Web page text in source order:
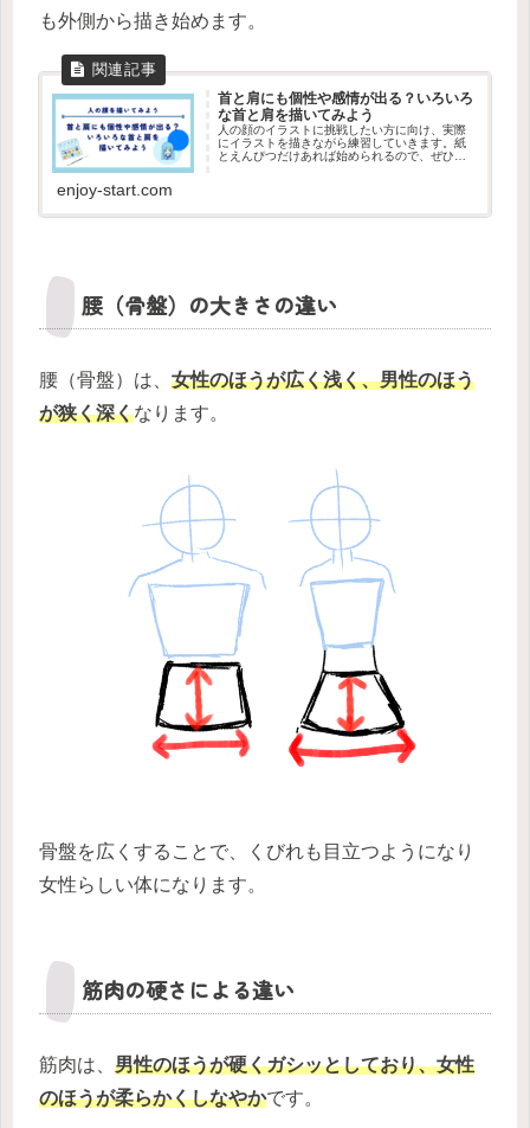
も外側から描き始めます。
首と肩にも個性や感情が出る？いろいろ
な首と肩を描いてみよう
人の顔のイラストに挑戦したい方に向け、実際
にイラストを描きながら練習していきます。紙
とえんぴつだけあれば始められるので、ぜひや
enjoy-start.com
腰（骨盤）の大きさの違い
腰（骨盤）は、 女性のほうが広く浅く、男性のほう
が狭く深くなります。
骨盤を広くすることで、くびれも目立つようになり
女性らしい体になります。
筋肉の硬さによる違い
筋肉は、 男性のほうが硬くガシッとしており、女性
のほうが柔らかくしなやかです。